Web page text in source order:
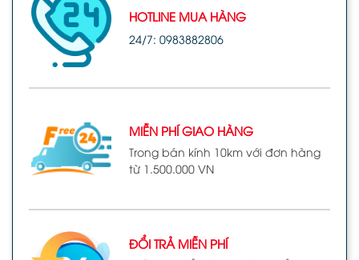
HOTLINE MUA HÀNG
24/7: 0983882806
MIỄN PHÍ GIAO HÀNG
Trong bán kính 10km với đơn hàng
từ 1.500.000 VN
ĐỔI TRẢ MIỄN PHÍ